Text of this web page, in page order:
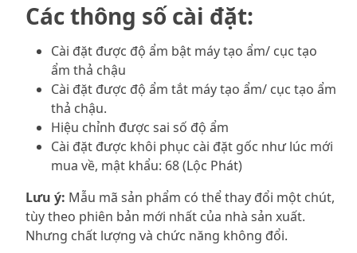
Các thông số cài đặt:
Cài đặt được độ ẩm bật máy tạo ẩm/ cục tạo
ẩm thả chậu
Cài đặt được độ ẩm tắt máy tạo ẩm/ cục tạo ẩm
thả chậu.
Hiệu chỉnh được sai số độ ẩm
Cài đặt được khôi phục cài đặt gốc như lúc mới
mua về, mật khẩu: 68 (Lộc Phát)
Lưu ý: Mẫu mã sản phẩm có thể thay đổi một chút,
tùy theo phiên bản mới nhất của nhà sản xuất.
Nhưng chất lượng và chức năng không đổi.